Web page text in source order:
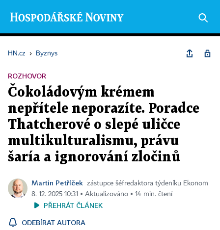
HN.cz › Byznys
ROZHOVOR
Čokoládovým krémem
nepřítele neporazíte. Poradce
Thatcherové o slepé uličce
multikulturalismu, právu
šaría a ignorování zločinů
Martin Petříček
zástupce šéfredaktora týdeníku Ekonom
8. 12. 2025 10:31 ▪ Aktualizováno ▪ 14 min. čtení
PŘEHRÁT ČLÁNEK
ODEBÍRAT AUTORA